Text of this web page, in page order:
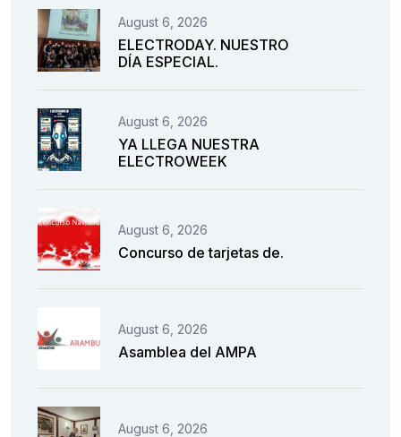
August 6, 2026
ELECTRODAY. NUESTRO
DÍA ESPECIAL.
August 6, 2026
YA LLEGA NUESTRA
ELECTROWEEK
August 6, 2026
Concurso de tarjetas de.
August 6, 2026
Asamblea del AMPA
August 6, 2026